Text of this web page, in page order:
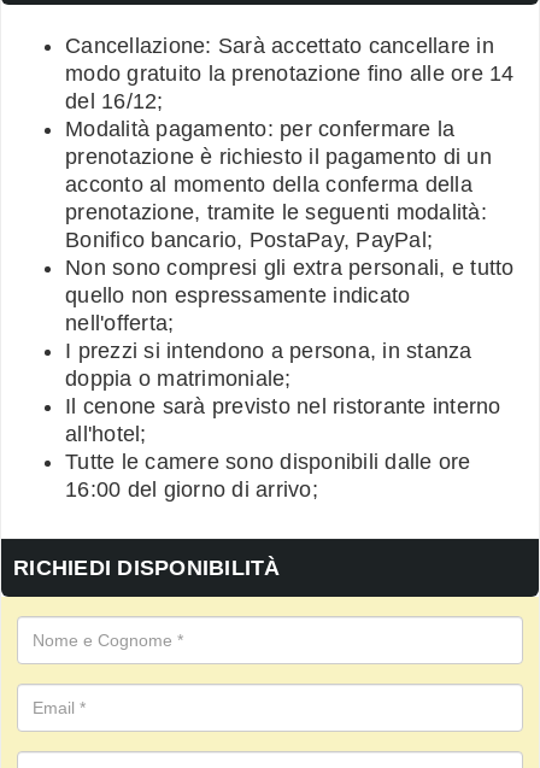
Cancellazione: Sarà accettato cancellare in
modo gratuito la prenotazione fino alle ore 14
del 16/12;
Modalità pagamento: per confermare la
prenotazione è richiesto il pagamento di un
acconto al momento della conferma della
prenotazione, tramite le seguenti modalità:
Bonifico bancario, PostaPay, PayPal;
Non sono compresi gli extra personali, e tutto
quello non espressamente indicato
nell'offerta;
I prezzi si intendono a persona, in stanza
doppia o matrimoniale;
Il cenone sarà previsto nel ristorante interno
all'hotel;
Tutte le camere sono disponibili dalle ore
16:00 del giorno di arrivo;
RICHIEDI DISPONIBILITÀ